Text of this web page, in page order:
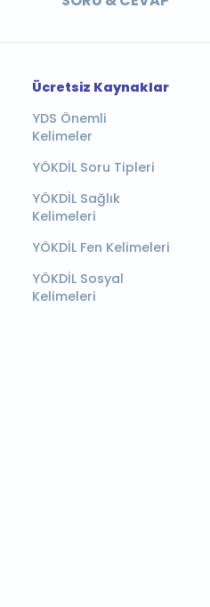
Ücretsiz Kaynaklar
YDS Önemli
Kelimeler
YÖKDİL Soru Tipleri
YÖKDİL Sağlık
Kelimeleri
YÖKDİL Fen Kelimeleri
YÖKDİL Sosyal
Kelimeleri